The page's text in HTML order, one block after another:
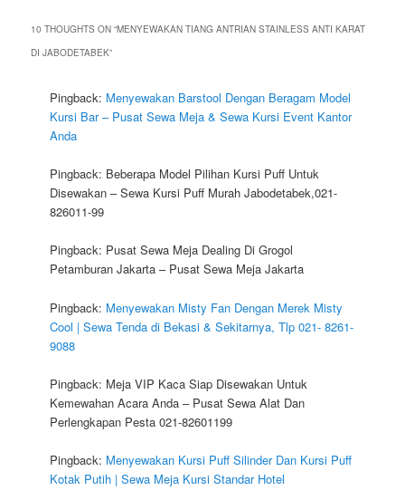
10 THOUGHTS ON “MENYEWAKAN TIANG ANTRIAN STAINLESS ANTI KARAT
DI JABODETABEK”
Pingback: Menyewakan Barstool Dengan Beragam Model
Kursi Bar – Pusat Sewa Meja & Sewa Kursi Event Kantor
Anda
Pingback: Beberapa Model Pilihan Kursi Puff Untuk
Disewakan – Sewa Kursi Puff Murah Jabodetabek,021-
826011-99
Pingback: Pusat Sewa Meja Dealing Di Grogol
Petamburan Jakarta – Pusat Sewa Meja Jakarta
Pingback: Menyewakan Misty Fan Dengan Merek Misty
Cool | Sewa Tenda di Bekasi & Sekitarnya, Tlp 021- 8261-
9088
Pingback: Meja VIP Kaca Siap Disewakan Untuk
Kemewahan Acara Anda – Pusat Sewa Alat Dan
Perlengkapan Pesta 021-82601199
Pingback: Menyewakan Kursi Puff Silinder Dan Kursi Puff
Kotak Putih | Sewa Meja Kursi Standar Hotel